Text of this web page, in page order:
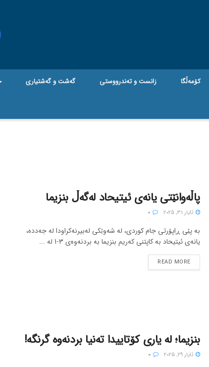
کۆمەڵگا زانست و تەندرووستی گه‌شت و گه‌شتیاری
پاڵەوانێتی یانەی ئیتیحاد لەگەڵ بنزیما
ئایار 31, 2025
بە پێی ڕاپۆرتی جام کوردی، لە شەوێکی لەبیرنەکراودا لە جەددە،
یانەی ئیتیحاد بە کاپتنی کەریم بنزیما بە بردنەوەی 3-1 لە ...
READ MORE
بنزیما؛ لە یاری کۆتاییدا تەنیا بردنەوە گرنگە!
ئایار 29, 2025